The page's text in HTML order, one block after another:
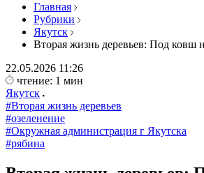
Главная
Рубрики
Якутск
Вторая жизнь деревьев: Под ковш
22.05.2026 11:26
чтение: 1 мин
Якутск
#Вторая жизнь деревьев
#озеленение
#Окружная администрация г Якутска
#рябина